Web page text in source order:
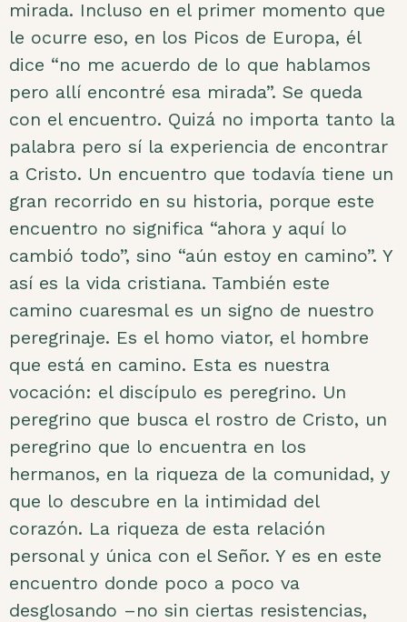
mirada. Incluso en el primer momento que
le ocurre eso, en los Picos de Europa, él
dice “no me acuerdo de lo que hablamos
pero allí encontré esa mirada”. Se queda
con el encuentro. Quizá no importa tanto la
palabra pero sí la experiencia de encontrar
a Cristo. Un encuentro que todavía tiene un
gran recorrido en su historia, porque este
encuentro no significa “ahora y aquí lo
cambió todo”, sino “aún estoy en camino”. Y
así es la vida cristiana. También este
camino cuaresmal es un signo de nuestro
peregrinaje. Es el homo viator, el hombre
que está en camino. Esta es nuestra
vocación: el discípulo es peregrino. Un
peregrino que busca el rostro de Cristo, un
peregrino que lo encuentra en los
hermanos, en la riqueza de la comunidad, y
que lo descubre en la intimidad del
corazón. La riqueza de esta relación
personal y única con el Señor. Y es en este
encuentro donde poco a poco va
desglosando –no sin ciertas resistencias,